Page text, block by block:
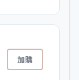
加購